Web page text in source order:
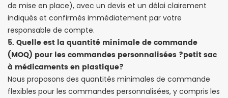
de mise en place), avec un devis et un délai clairement
indiqués et confirmés immédiatement par votre
responsable de compte.
5. Quelle est la quantité minimale de commande
(MOQ) pour les commandes personnalisées ?petit sac
à médicaments en plastique?
Nous proposons des quantités minimales de commande
flexibles pour les commandes personnalisées, y compris les